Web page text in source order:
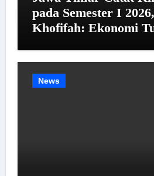
pada Semester I
Khofifah: Ekonomi
Kemiskinan dan
Menurun
News